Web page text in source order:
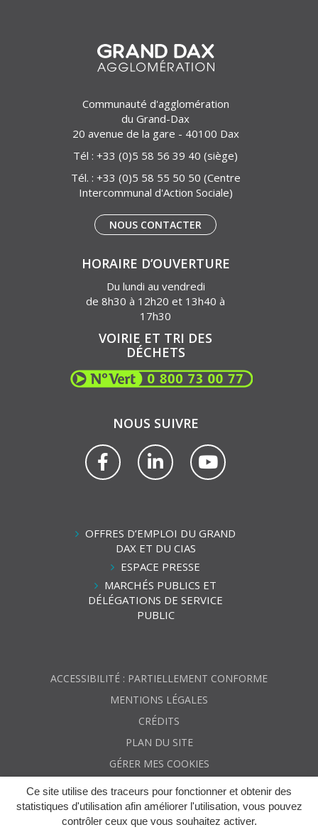
Ce site utilise des traceurs pour fonctionner et obtenir des
statistiques d'utilisation afin améliorer l'utilisation, vous pouvez
contrôler ceux que vous souhaitez activer.
Communauté d'agglomération
du Grand-Dax
20 avenue de la gare - 40100 Dax
Tél : +33 (0)5 58 56 39 40 (siège)
Tél. : +33 (0)5 58 55 50 50 (Centre
Intercommunal d'Action Sociale)
NOUS CONTACTER
HORAIRE D’OUVERTURE
Du lundi au vendredi
de 8h30 à 12h20 et 13h40 à
17h30
VOIRIE ET TRI DES
DÉCHETS
NOUS SUIVRE
Lien
vers
Lien
vers
Lien
vers
OFFRES D’EMPLOI DU GRAND
DAX ET DU CIAS
ESPACE PRESSE
MARCHÉS PUBLICS ET
DÉLÉGATIONS DE SERVICE
PUBLIC
ACCESSIBILITÉ : PARTIELLEMENT CONFORME
MENTIONS LÉGALES
CRÉDITS
PLAN DU SITE
GÉRER MES COOKIES